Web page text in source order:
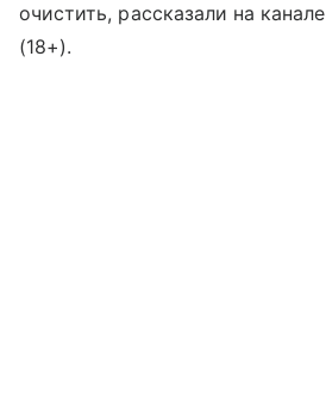
очистить, рассказали на
(18+).